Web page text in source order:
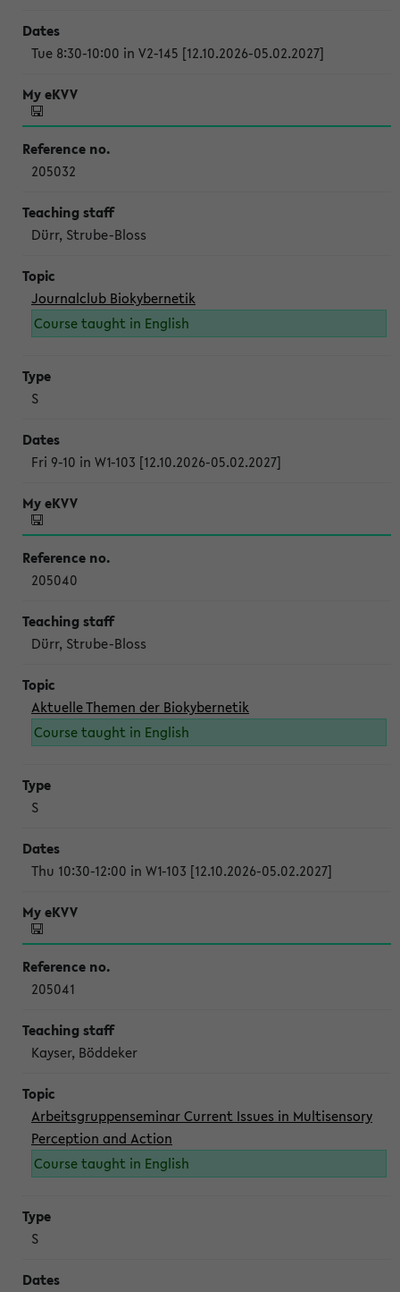
Tue 8:30-10:00 in V2-145 [12.10.2026-05.02.2027]
205032
Dürr, Strube-Bloss
Journalclub Biokybernetik
Course taught in English
S
Fri 9-10 in W1-103 [12.10.2026-05.02.2027]
205040
Dürr, Strube-Bloss
Aktuelle Themen der Biokybernetik
Course taught in English
S
Thu 10:30-12:00 in W1-103 [12.10.2026-05.02.2027]
205041
Kayser, Böddeker
Arbeitsgruppenseminar Current Issues in Multisensory
Perception and Action
Course taught in English
S